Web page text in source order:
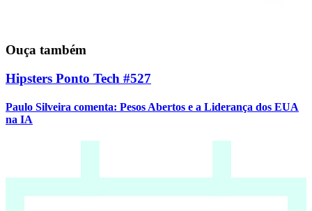
Ouça também
Hipsters Ponto Tech #527
Paulo Silveira comenta: Pesos Abertos e a Liderança dos EUA
na IA